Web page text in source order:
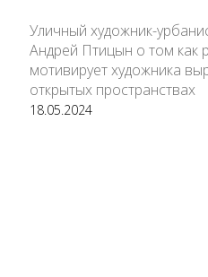
Уличный художник-
Андрей Птицын о том как
мотивирует художника
открытых пространствах
18.05.2024